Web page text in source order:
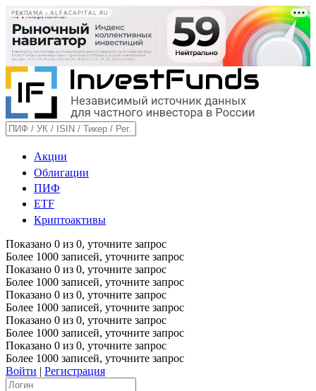
РЕКЛАМА • ALFACAPITAL.RU
Акции
Облигации
ПИФ
ETF
Криптоактивы
Показано 0 из 0, уточните запрос
Более 1000 записей, уточните запрос
Показано 0 из 0, уточните запрос
Более 1000 записей, уточните запрос
Показано 0 из 0, уточните запрос
Более 1000 записей, уточните запрос
Показано 0 из 0, уточните запрос
Более 1000 записей, уточните запрос
Показано 0 из 0, уточните запрос
Более 1000 записей, уточните запрос
Войти | Регистрация